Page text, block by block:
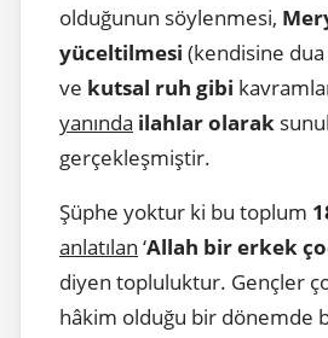
olduğunun söylenmesi,
yüceltilmesi (kendisine
ve kutsal ruh gibi
yanında ilahlar olarak
gerçekleşmiştir.
Şüphe yoktur ki bu toplum
anlatılan ‘Allah bir erkek
diyen topluluktur. Gençler
hâkim olduğu bir dönemde